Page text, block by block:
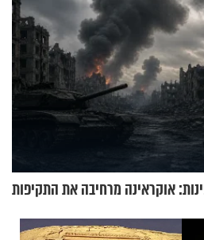
אוקראינה מרחיבה את התקיפות